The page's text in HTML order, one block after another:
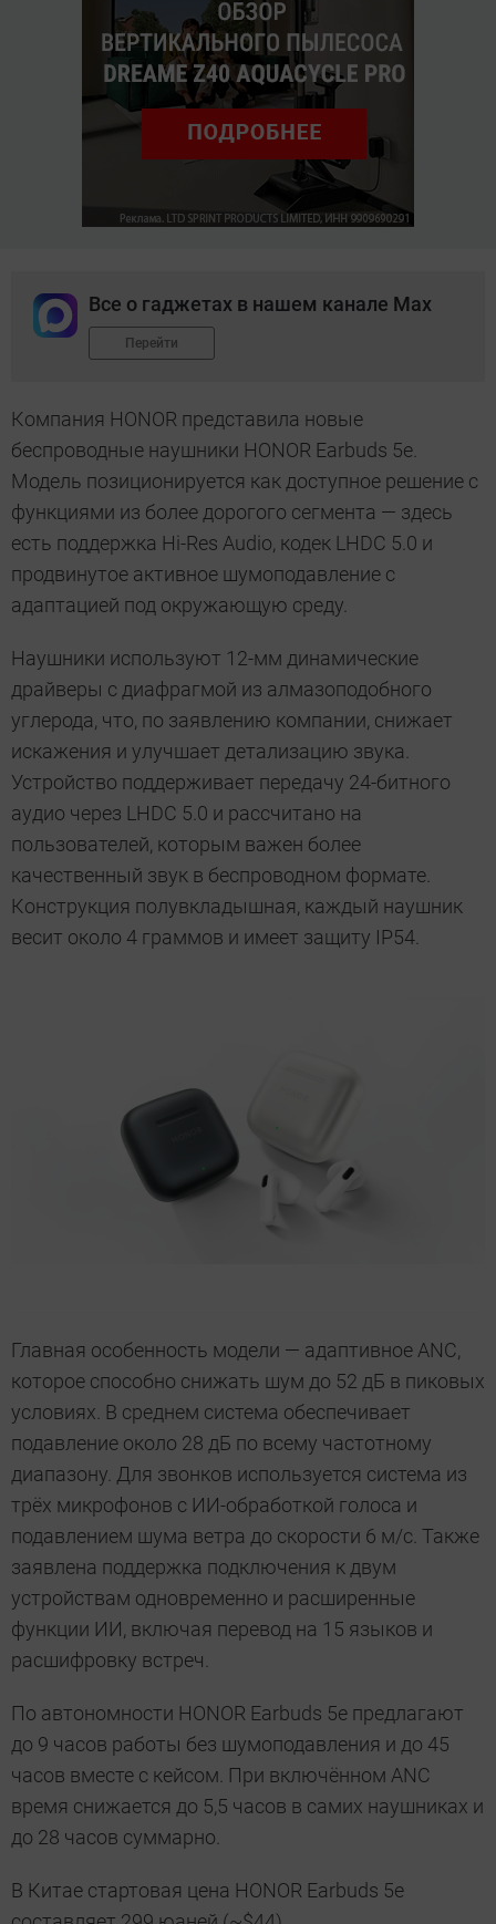
Все о гаджетах в нашем канале Max
Перейти
Компания HONOR представила новые
беспроводные наушники HONOR Earbuds 5e.
Модель позиционируется как доступное решение с
функциями из более дорогого сегмента — здесь
есть поддержка Hi-Res Audio, кодек LHDC 5.0 и
продвинутое активное шумоподавление с
адаптацией под окружающую среду.
Наушники используют 12-мм динамические
драйверы с диафрагмой из алмазоподобного
углерода, что, по заявлению компании, снижает
искажения и улучшает детализацию звука.
Устройство поддерживает передачу 24-битного
аудио через LHDC 5.0 и рассчитано на
пользователей, которым важен более
качественный звук в беспроводном формате.
Конструкция полувкладышная, каждый наушник
весит около 4 граммов и имеет защиту IP54.
Главная особенность модели — адаптивное ANC,
которое способно снижать шум до 52 дБ в пиковых
условиях. В среднем система обеспечивает
подавление около 28 дБ по всему частотному
диапазону. Для звонков используется система из
трёх микрофонов с ИИ-обработкой голоса и
подавлением шума ветра до скорости 6 м/с. Также
заявлена поддержка подключения к двум
устройствам одновременно и расширенные
функции ИИ, включая перевод на 15 языков и
расшифровку встреч.
По автономности HONOR Earbuds 5e предлагают
до 9 часов работы без шумоподавления и до 45
часов вместе с кейсом. При включённом ANC
время снижается до 5,5 часов в самих наушниках и
до 28 часов суммарно.
В Китае стартовая цена HONOR Earbuds 5e